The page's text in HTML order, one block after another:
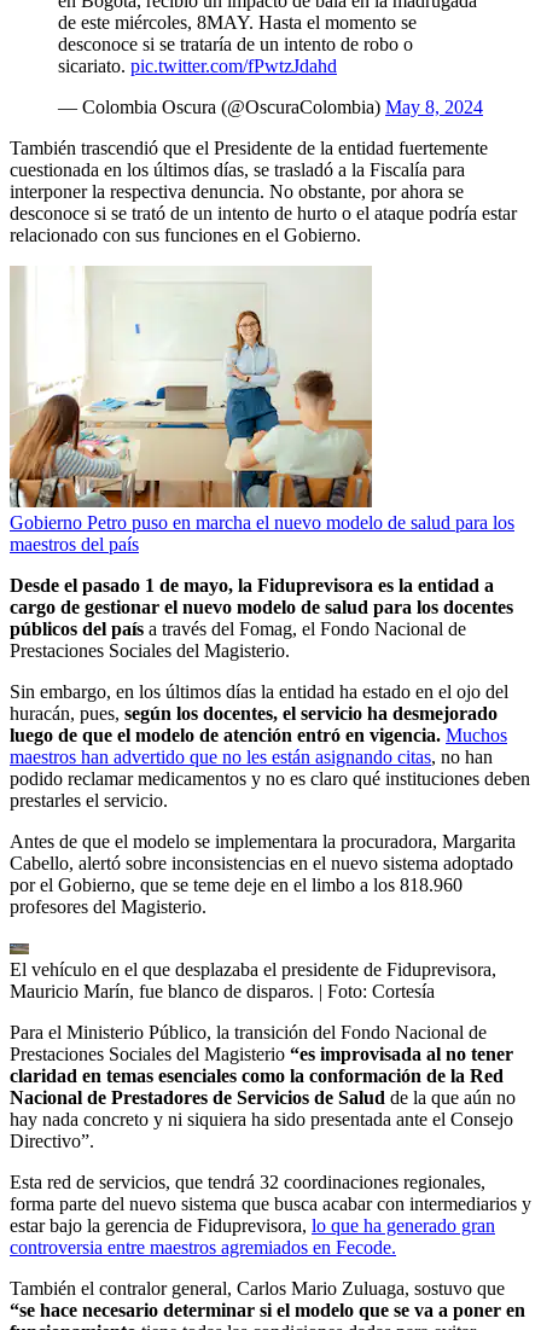
de este miércoles, 8MAY. Hasta el momento se
desconoce si se trataría de un intento de robo o
sicariato. pic.twitter.com/fPwtzJdahd
— Colombia Oscura (@OscuraColombia) May 8, 2024
También trascendió que el Presidente de la entidad fuertemente
cuestionada en los últimos días, se trasladó a la Fiscalía para
interponer la respectiva denuncia. No obstante, por ahora se
desconoce si se trató de un intento de hurto o el ataque podría estar
relacionado con sus funciones en el Gobierno.
Gobierno Petro puso en marcha el nuevo modelo de salud para los
maestros del país
Desde el pasado 1 de mayo, la Fiduprevisora es la entidad a
cargo de gestionar el nuevo modelo de salud para los docentes
públicos del país a través del Fomag, el Fondo Nacional de
Prestaciones Sociales del Magisterio.
Sin embargo, en los últimos días la entidad ha estado en el ojo del
huracán, pues, según los docentes, el servicio ha desmejorado
luego de que el modelo de atención entró en vigencia. Muchos
maestros han advertido que no les están asignando citas, no han
podido reclamar medicamentos y no es claro qué instituciones deben
prestarles el servicio.
Antes de que el modelo se implementara la procuradora, Margarita
Cabello, alertó sobre inconsistencias en el nuevo sistema adoptado
por el Gobierno, que se teme deje en el limbo a los 818.960
profesores del Magisterio.
El vehículo en el que desplazaba el presidente de Fiduprevisora,
Mauricio Marín, fue blanco de disparos. | Foto: Cortesía
Para el Ministerio Público, la transición del Fondo Nacional de
Prestaciones Sociales del Magisterio “es improvisada al no tener
claridad en temas esenciales como la conformación de la Red
Nacional de Prestadores de Servicios de Salud de la que aún no
hay nada concreto y ni siquiera ha sido presentada ante el Consejo
Directivo”.
Esta red de servicios, que tendrá 32 coordinaciones regionales,
forma parte del nuevo sistema que busca acabar con intermediarios y
estar bajo la gerencia de Fiduprevisora, lo que ha generado gran
controversia entre maestros agremiados en Fecode.
También el contralor general, Carlos Mario Zuluaga, sostuvo que
“se hace necesario determinar si el modelo que se va a poner en